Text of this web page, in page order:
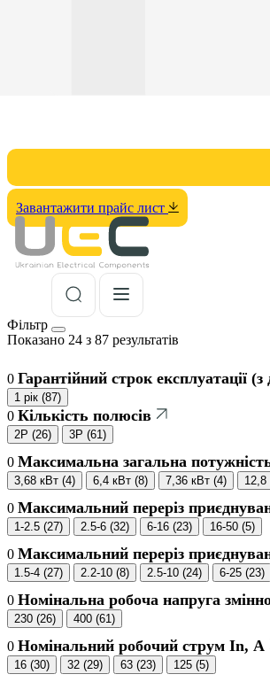
Завантажити прайс лист
Фільтр
Показано 24 з 87 результатів
0 Гарантійний строк експлуатації
1 рік (87)
0 Кількість полюсів
2P (26) 3P (61)
0 Максимальна загальна
3,68 кВт (4) 6,4 кВт (8) 7,36 кВт (4) 12,8
0 Максимальний переріз
1-2.5 (27) 2.5-6 (32) 6-16 (23) 16-50 (5)
0 Максимальний переріз
1.5-4 (27) 2.2-10 (8) 2.5-10 (24) 6-25 (23)
0 Номінальна робоча напруга
230 (26) 400 (61)
0 Номінальний робочий струм In, А
16 (30) 32 (29) 63 (23) 125 (5)